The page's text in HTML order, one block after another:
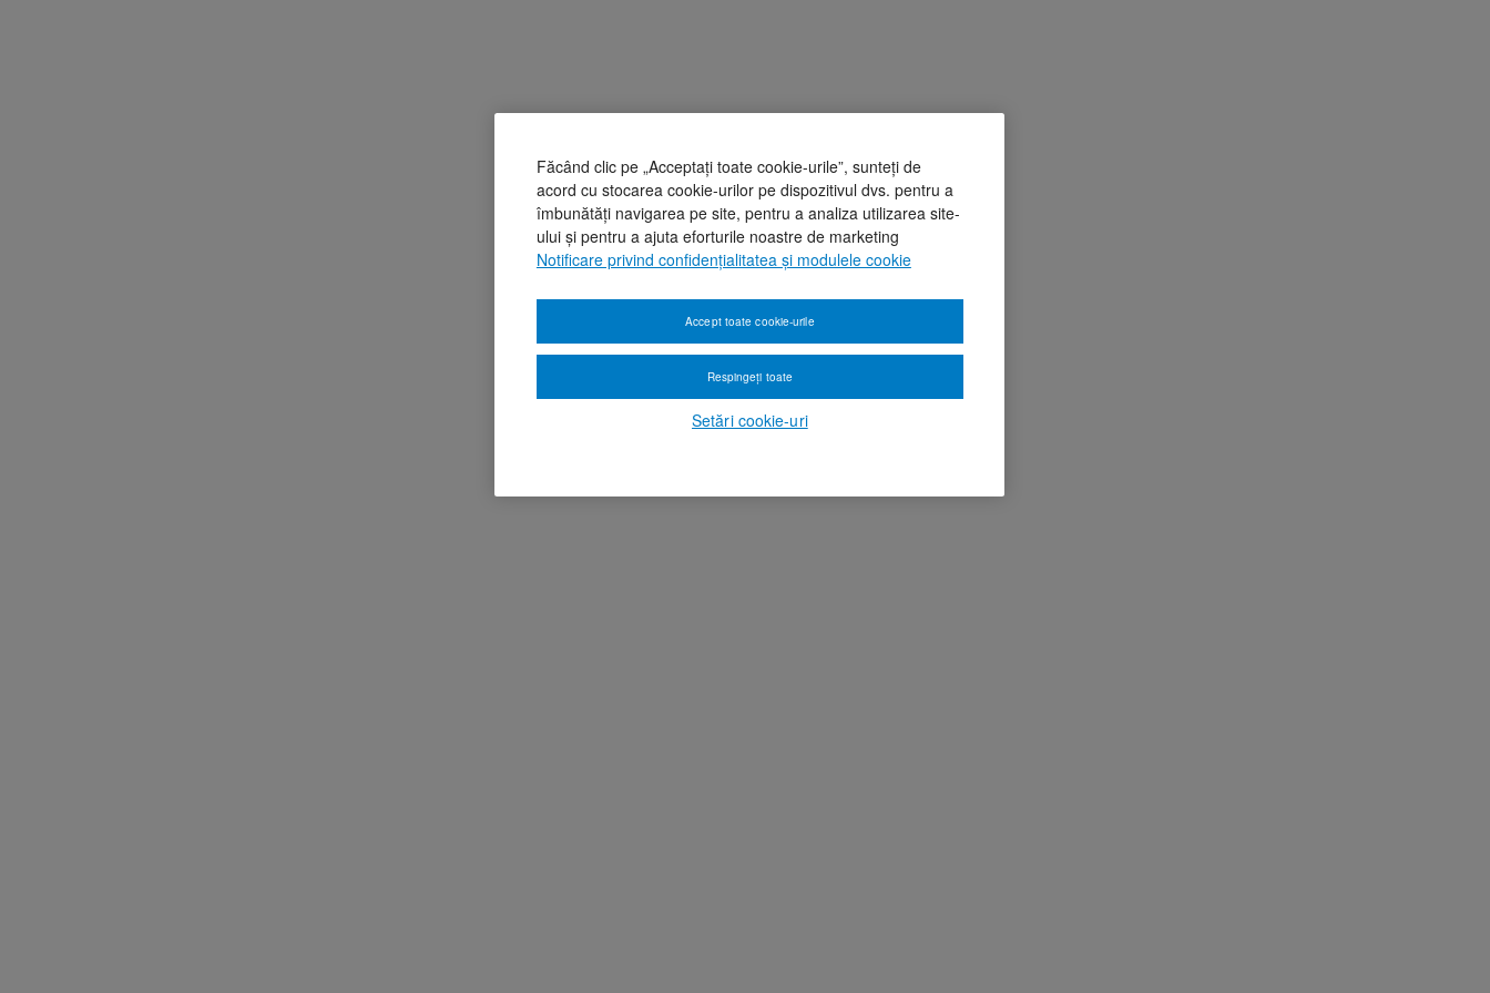
Făcând clic pe „Acceptați toate cookie-urile”, sunteți de
acord cu stocarea cookie-urilor pe dispozitivul dvs. pentru a
îmbunătăți navigarea pe site, pentru a analiza utilizarea site-
ului și pentru a ajuta eforturile noastre de marketing
Notificare privind confidențialitatea și modulele cookie
Setări cookie-uri
Respingeți toate
Accept toate cookie-urile